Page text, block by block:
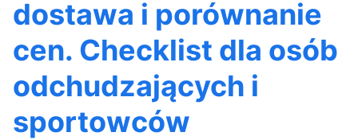
dostawa i porównanie
cen. Checklist dla osób
odchudzających i
sportowców